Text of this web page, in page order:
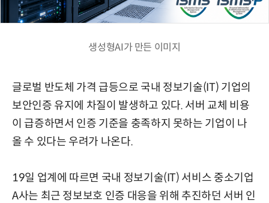
생성형AI가 만든 이미지
글로벌 반도체 가격 급등으로 국내 정보기술(IT) 기업의
보안인증 유지에 차질이 발생하고 있다. 서버 교체 비용
이 급증하면서 인증 기준을 충족하지 못하는 기업이 나
올 수 있다는 우려가 나온다.
19일 업계에 따르면 국내 정보기술(IT) 서비스 중소기업
A사는 최근 정보보호 인증 대응을 위해 추진하던 서버 인